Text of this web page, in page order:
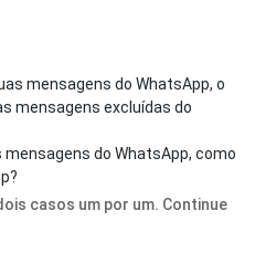
mensagens do WhatsApp, o
mensagens excluídas do
do WhatsApp, como
casos um por um. Continue